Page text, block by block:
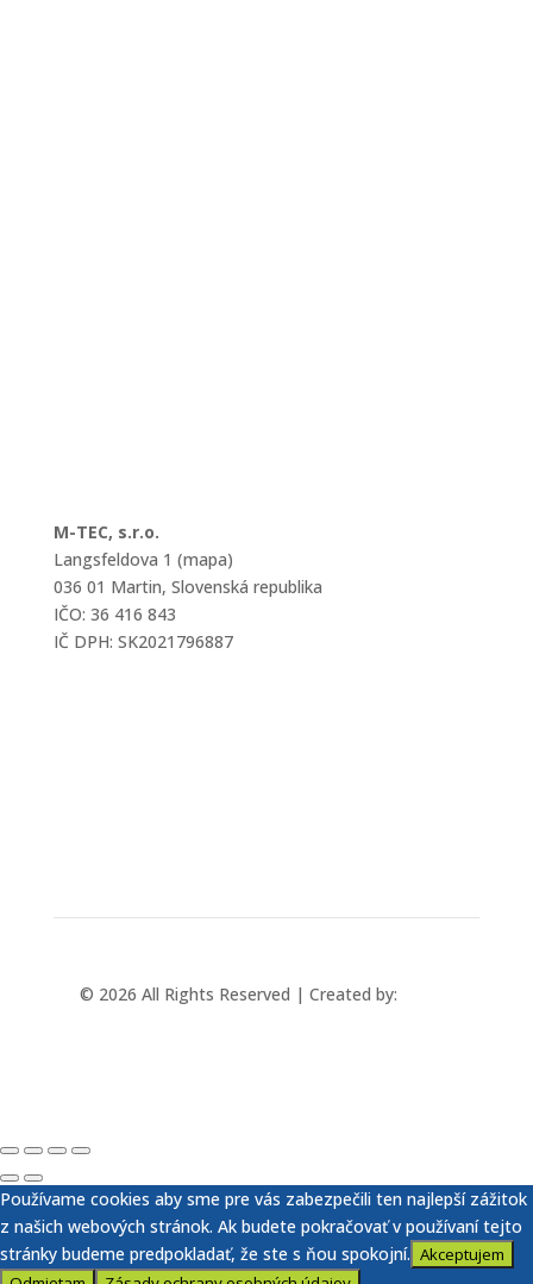
M-TEC, s.r.o.
Langsfeldova 1 (mapa)
036 01 Martin, Slovenská republika
IČO: 36 416 843
IČ DPH: SK2021796887
© 2026 All Rights Reserved | Created by:
Používame cookies aby sme pre vás zabezpečili ten najlepší zážitok
z našich webových stránok. Ak budete pokračovať v používaní tejto
stránky budeme predpokladať, že ste s ňou spokojní. Akceptujem